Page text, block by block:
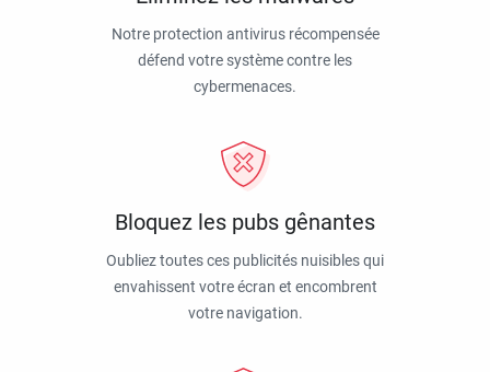
Notre protection antivirus récompensée
défend votre système contre les
cybermenaces.
Bloquez les pubs gênantes
Oubliez toutes ces publicités nuisibles qui
envahissent votre écran et encombrent
votre navigation.